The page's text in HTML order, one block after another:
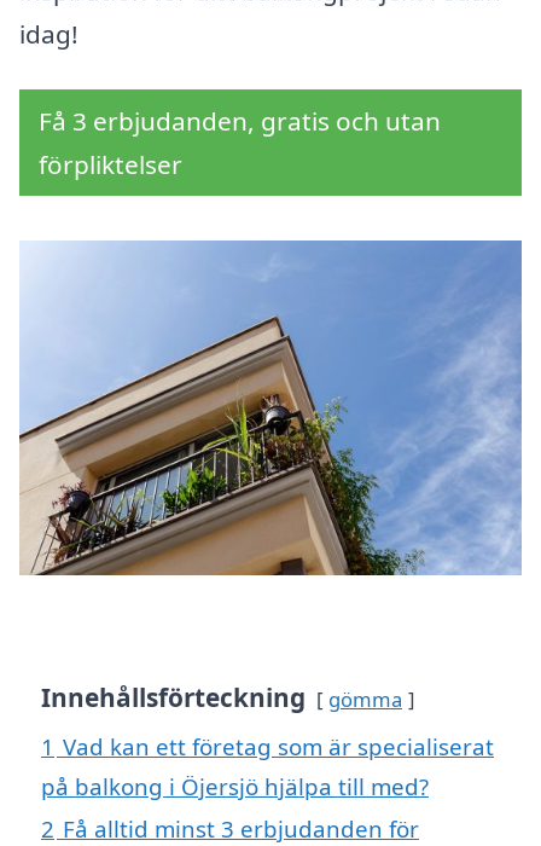
idag!
Få 3 erbjudanden, gratis och utan
förpliktelser
Innehållsförteckning gömma
1 Vad kan ett företag som är specialiserat
på balkong i Öjersjö hjälpa till med?
2 Få alltid minst 3 erbjudanden för